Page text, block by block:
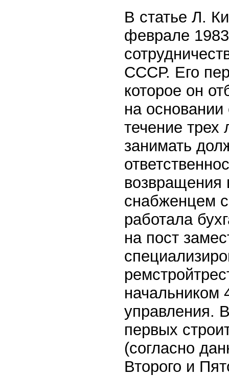
В статье Л.
феврале
СССР. Его
которое он
на
течение трех
занимать
возвращения
снабженцем
работала
на пост
начальником
управления.
первых
(согласно
Второго и